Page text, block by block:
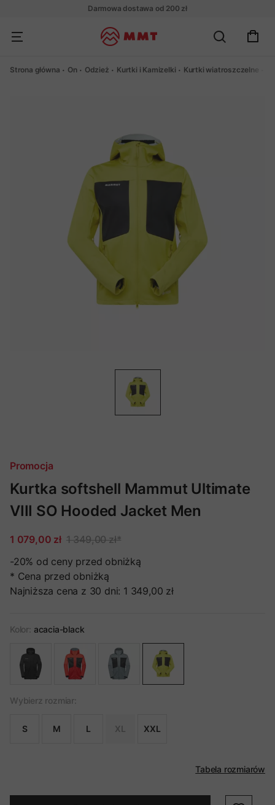
Darmowa dostawa od 200 zł
Strona główna On Odzież Kurtki i Kamizelki Kurtki wiatroszczelne
Promocja
Kurtka softshell Mammut Ultimate
VIII SO Hooded Jacket Men
1 079,00 zł 1 349,00 zł*
-20% od ceny przed obniżką
* Cena przed obniżką
Najniższa cena z 30 dni: 1 349,00 zł
Kolor: acacia-black
Wybierz rozmiar:
S M L XL XXL
Tabela rozmiarów